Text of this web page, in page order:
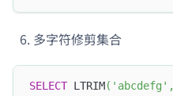
多字符修剪集合
SELECT LTRIM( 'abcdefg' ,